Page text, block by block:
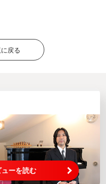
戻る
ーを読む